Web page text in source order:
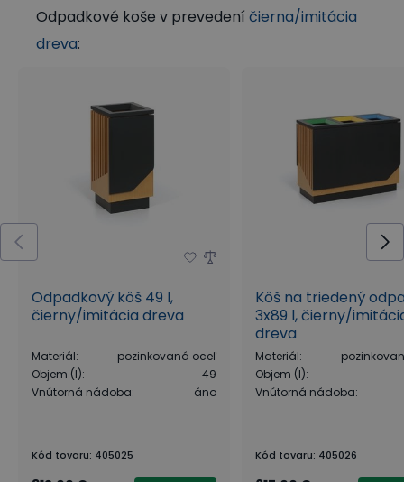
Odpadkové koše v prevedení čierna/imitácia
dreva:
Odpadkový kôš 49 l,
čierny/imitácia dreva
Materiál:
pozinkovaná oceľ
Objem (l):
49
Vnútorná nádoba: áno
Kód tovaru: 405025
Kôš na triedený
3x89 l, čierny/
dreva
Materiál:
Objem (l):
Vnútorná nádoba:
Kód tovaru: 405026